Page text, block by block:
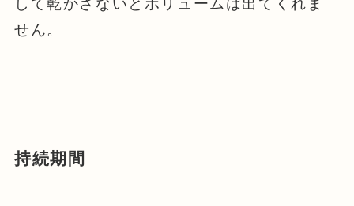
して乾かさないとボリュームは出てくれま
せん。
持続期間